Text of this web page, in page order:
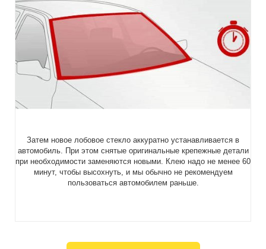
Затем новое лобовое стекло аккуратно устанавливается в
автомобиль. При этом снятые оригинальные крепежные детали
при необходимости заменяются новыми. Клею надо не менее 60
минут, чтобы высохнуть, и мы обычно не рекомендуем
пользоваться автомобилем раньше.